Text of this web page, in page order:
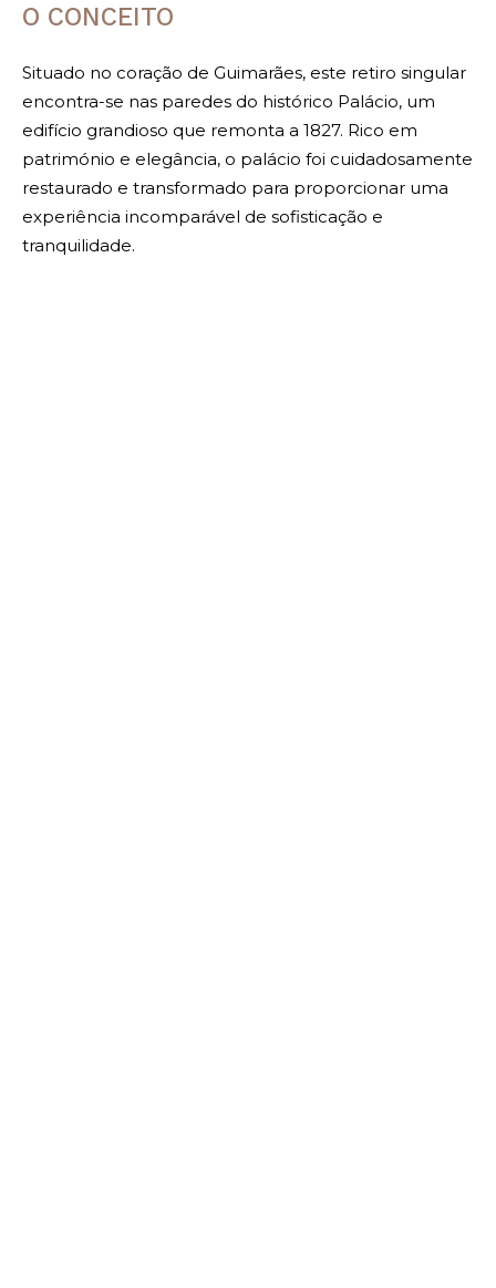
O CONCEITO
Situado no coração de Guimarães, este retiro singular
encontra-se nas paredes do histórico Palácio, um
edifício grandioso que remonta a 1827. Rico em
património e elegância, o palácio foi cuidadosamente
restaurado e transformado para proporcionar uma
experiência incomparável de sofisticação e
tranquilidade.